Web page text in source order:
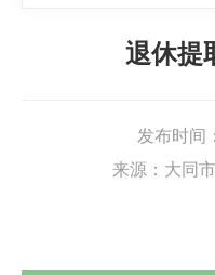
退休提
发布时间：
来源： 大同